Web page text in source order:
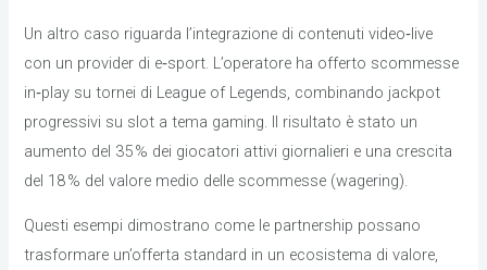
Un altro caso riguarda l’integrazione di contenuti video‑live
con un provider di e‑sport. L’operatore ha offerto scommesse
in‑play su tornei di League of Legends, combinando jackpot
progressivi su slot a tema gaming. Il risultato è stato un
aumento del 35 % dei giocatori attivi giornalieri e una crescita
del 18 % del valore medio delle scommesse (wagering).
Questi esempi dimostrano come le partnership possano
trasformare un’offerta standard in un ecosistema di valore,